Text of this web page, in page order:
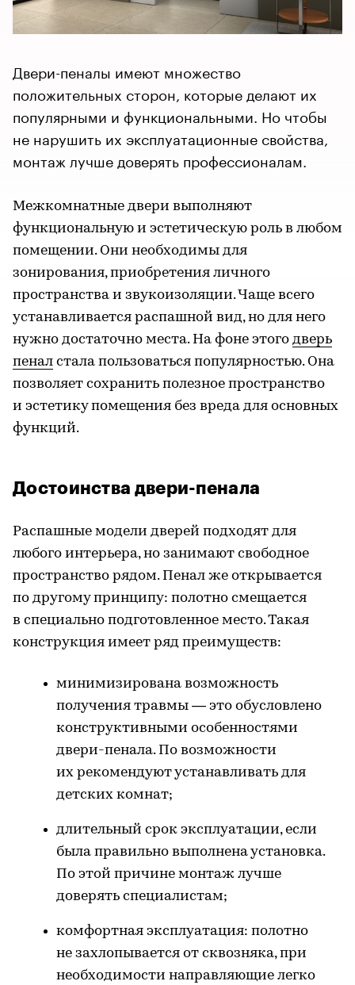
Двери-пеналы имеют множество
положительных сторон, которые делают их
популярными и функциональными. Но чтобы
не нарушить их эксплуатационные свойства,
монтаж лучше доверять профессионалам.
Межкомнатные двери выполняют
функциональную и эстетическую роль в любом
помещении. Они необходимы для
зонирования, приобретения личного
пространства и звукоизоляции. Чаще всего
устанавливается распашной вид, но для него
нужно достаточно места. На фоне этого дверь
пенал стала пользоваться популярностью. Она
позволяет сохранить полезное пространство
и эстетику помещения без вреда для основных
функций.
Достоинства двери-пенала
Распашные модели дверей подходят для
любого интерьера, но занимают свободное
пространство рядом. Пенал же открывается
по другому принципу: полотно смещается
в специально подготовленное место. Такая
конструкция имеет ряд преимуществ:
минимизирована возможность
получения травмы — это обусловлено
конструктивными особенностями
двери-пенала. По возможности
их рекомендуют устанавливать для
детских комнат;
длительный срок эксплуатации, если
была правильно выполнена установка.
По этой причине монтаж лучше
доверять специалистам;
комфортная эксплуатация: полотно
не захлопывается от сквозняка, при
необходимости направляющие легко